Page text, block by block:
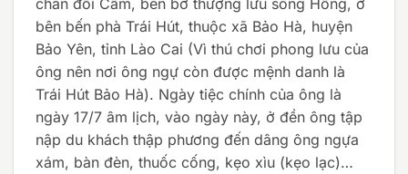
bên bến phà Trái Hút, thuộc xã Bảo Hà, huyện
Bảo Yên, tỉnh Lào Cai (Vì thú chơi phong lưu của
ông nên nơi ông ngự còn được mệnh danh là
Trái Hút Bảo Hà). Ngày tiệc chính của ông là
ngày 17/7 âm lịch, vào ngày này, ở đền ông tập
nập du khách thập phương đến dâng ông ngựa
xám, bàn đèn, thuốc cống, kẹo xìu (kẹo lạc)…